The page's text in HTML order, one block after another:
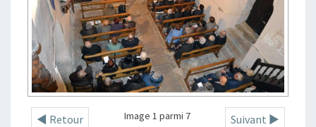
◄ Retour Suivant ►
Image 1 parmi 7